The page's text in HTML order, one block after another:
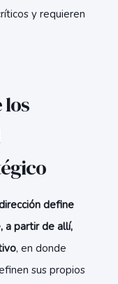
y requieren
define
a partir de allí,
, en donde
sus propios